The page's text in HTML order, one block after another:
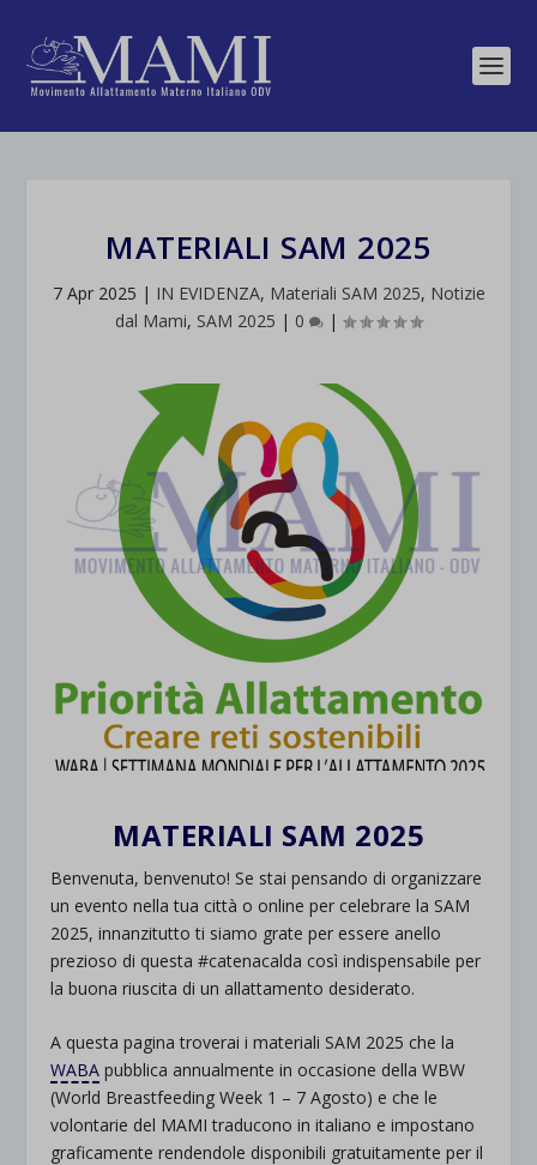
MATERIALI SAM 2025
7 Apr 2025 | IN EVIDENZA, Materiali SAM 2025, Notizie
dal Mami, SAM 2025 | 0 |
MATERIALI SAM 2025
Benvenuta, benvenuto! Se stai pensando di organizzare
un evento nella tua città o online per celebrare la SAM
2025, innanzitutto ti siamo grate per essere anello
prezioso di questa #catenacalda così indispensabile per
la buona riuscita di un allattamento desiderato.
A questa pagina troverai i materiali SAM 2025 che la
WABA pubblica annualmente in occasione della WBW
(World Breastfeeding Week 1 – 7 Agosto) e che le
volontarie del MAMI traducono in italiano e impostano
graficamente rendendole disponibili gratuitamente per il